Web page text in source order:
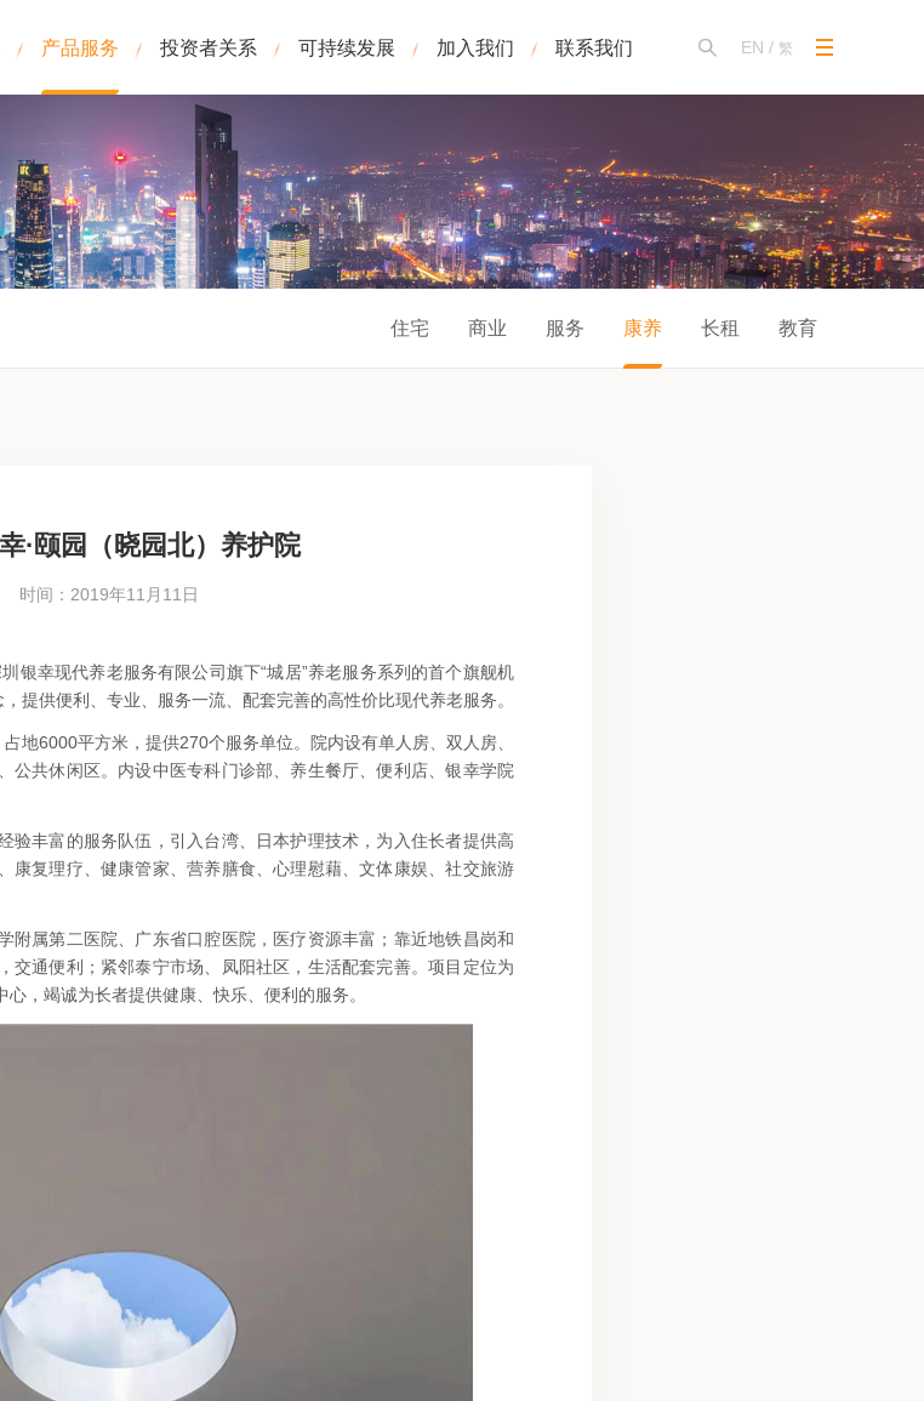
产品服务 投资者关系 可持续发展 加入我们 联系我们 EN / 繁
住宅 商业 服务 康养 长租 教育
·颐园（晓园北）养护院
时间：2019年11月11日
银幸现代养老服务有限公司旗下“城居”养老服务系列的首个旗舰机
提供便利、专业、服务一流、配套完善的高性价比现代养老服务。
地6000平方米，提供270个服务单位。院内设有单人房、双人房、
公共休闲区。内设中医专科门诊部、养生餐厅、便利店、银幸学院
验丰富的服务队伍，引入台湾、日本护理技术，为入住长者提供高
康复理疗、健康管家、营养膳食、心理慰藉、文体康娱、社交旅游
附属第二医院、广东省口腔医院，医疗资源丰富；靠近地铁昌岗和
交通便利；紧邻泰宁市场、凤阳社区，生活配套完善。项目定位为
，竭诚为长者提供健康、快乐、便利的服务。